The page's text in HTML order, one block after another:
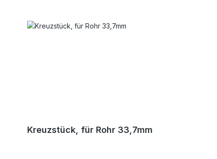
Kreuzstück, für Rohr 33,7mm